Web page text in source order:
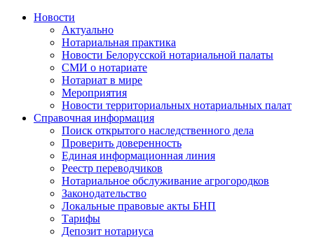
Новости
Актуально
Нотариальная практика
Новости Белорусской нотариальной палаты
СМИ о нотариате
Нотариат в мире
Мероприятия
Новости территориальных нотариальных палат
Справочная информация
Поиск открытого наследственного дела
Проверить доверенность
Единая информационная линия
Реестр переводчиков
Нотариальное обслуживание агрогородков
Законодательство
Локальные правовые акты БНП
Тарифы
Депозит нотариуса